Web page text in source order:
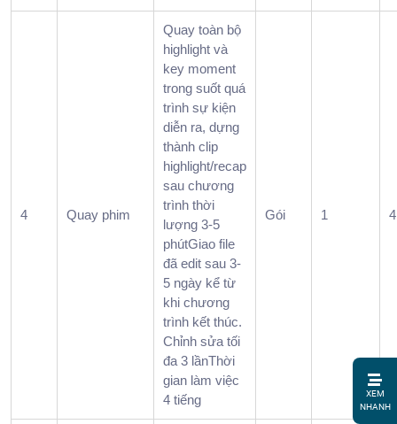
XEM
NHANH
1.
Tiệc
4 Quay phim
Quay toàn bộ
highlight và
key moment
trong suốt quá
trình sự kiện
diễn ra, dựng
thành clip
highlight/recap
sau chương
trình thời
lượng 3-5
phútGiao file
đã edit sau 3-
5 ngày kể từ
khi chương
trình kết thúc.
Chỉnh sửa tối
đa 3 lầnThời
gian làm việc
4 tiếng
Gói 1